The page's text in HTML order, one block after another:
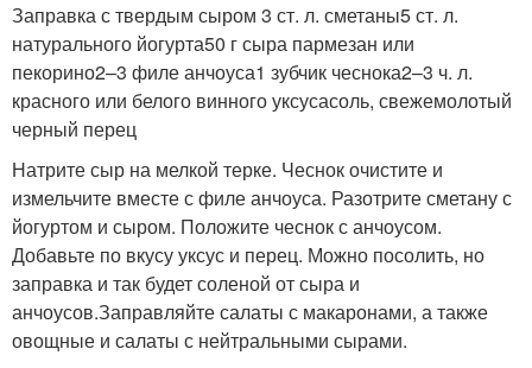
Заправка с твердым сыром 3 ст. л. сметаны5 ст. л.
натурального йогурта50 г сыра пармезан или
пекорино2–3 филе анчоуса1 зубчик чеснока2–3 ч. л.
красного или белого винного уксусасоль, свежемолотый
черный перец
Натрите сыр на мелкой терке. Чеснок очистите и
измельчите вместе с филе анчоуса. Разотрите сметану с
йогуртом и сыром. Положите чеснок с анчоусом.
Добавьте по вкусу уксус и перец. Можно посолить, но
заправка и так будет соленой от сыра и
анчоусов.Заправляйте салаты с макаронами, а также
овощные и салаты с нейтральными сырами.